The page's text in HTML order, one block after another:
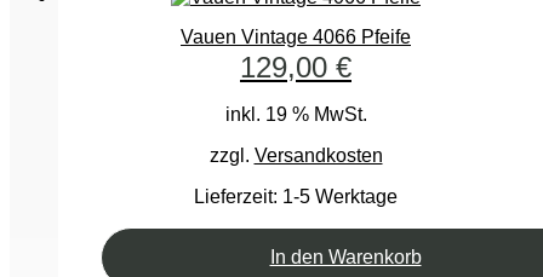
Vauen Vintage 4066 Pfeife
129,00 €
inkl. 19 % MwSt.
zzgl. Versandkosten
Lieferzeit: 1-5 Werktage
In den Warenkorb